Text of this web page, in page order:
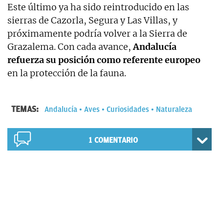
Este último ya ha sido reintroducido en las
sierras de Cazorla, Segura y Las Villas, y
próximamente podría volver a la Sierra de
Grazalema. Con cada avance,Andalucía
refuerza su posición como referente europeo
en la protección de la fauna.
TEMAS: Andalucía Aves Curiosidades Naturaleza
1 COMENTARIO